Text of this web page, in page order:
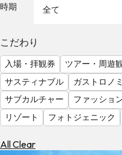
る
気
を
見
る
時期 全て
こだわり
入場・拝観券 ツアー・周遊
サスティナブル
ガストロノ
サブカルチャー
ファッショ
リゾート
フォトジェニック
All Clear